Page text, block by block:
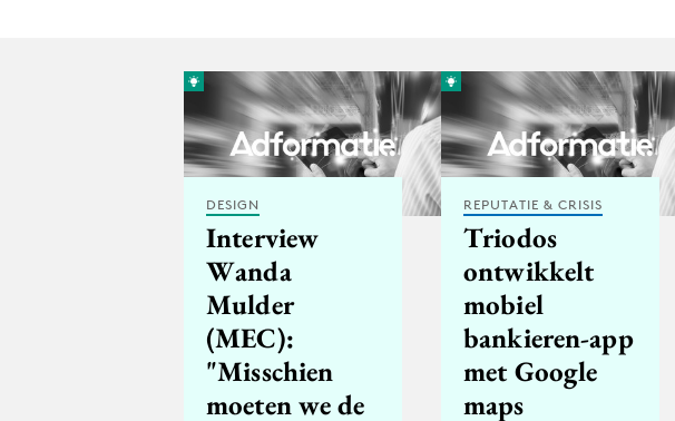
DESIGN
Interview
Wanda
Mulder
(MEC):
"Misschien
moeten we de
REPUTATIE & CRISIS
Triodos
ontwikkelt
mobiel
bankieren-app
met Google
maps